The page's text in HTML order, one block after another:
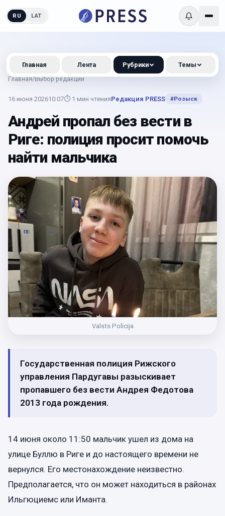
RU LAT
Главная/Выбор редакции
16 июня 202610:07⏱ 1 мин чтенияРедакция PRESS #Розыск
Андрей пропал без вести в
Риге: полиция просит помочь
найти мальчика
Valsts Policija
Государственная полиция Рижского
управления Пардугавы разыскивает
пропавшего без вести Андрея Федотова
2013 года рождения.
14 июня около 11:50 мальчик ушел из дома на
улице Буллю в Риге и до настоящего времени не
вернулся. Его местонахождение неизвестно.
Предполагается, что он может находиться в районах
Ильгюциемс или Иманта.
Главная Лента Рубрики Темы